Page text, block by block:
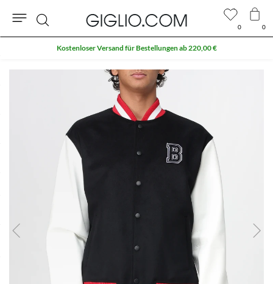
0 0
Suche
Kostenloser Versand für Bestellungen ab 220,00 €